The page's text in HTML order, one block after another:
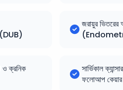
জরায়ুর ভিতরের
ক্রনিক
সার্ভিকাল
ফলোআপ কেয়ার